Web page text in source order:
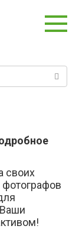
своих